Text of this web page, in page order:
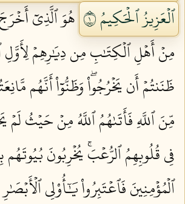
ٱلۡعَزِيزُ ٱلۡحَكِيمُ ١
هُوَ ٱلَّذِيٓ
مِنۡ أَهۡلِ ٱلۡكِتَٰبِ مِن دِيَٰرِهِمۡ لِأَوَّلِ
ظَنَنتُمۡ أَن يَخۡرُجُواْۖ وَظَنُّوٓاْ أَنَّهُم
مِّنَ ٱللَّهِ فَأَتَىٰهُمُ ٱللَّهُ مِنۡ حَيۡثُ
فِي قُلُوبِهِمُ ٱلرُّعۡبَۚ يُخۡرِبُونَ بُيُوتَهُم
ٱلۡمُؤۡمِنِينَ فَٱعۡتَبِرُواْ يَٰٓأُوْلِي ٱلۡأَبۡصَٰرِ ٢